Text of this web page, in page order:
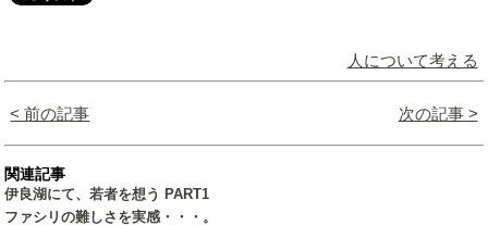
人について考える
< 前の記事 次の記事 >
関連記事
伊良湖にて、若者を想う PART1
ファシリの難しさを実感・・・。